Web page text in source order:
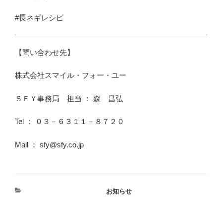
#長ネギレシピ
【問い合わせ先】
株式会社スマイル・フォー・ユー
ＳＦＹ事務局 担当 ： 森 昌弘
Tel ： ０３－６３１１－８７２０
Mail ： sfy@sfy.co.jp
カ
お知らせ